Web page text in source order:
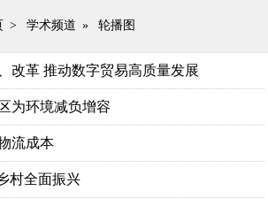
> 学术频道 » 轮播图
改革 推动数字贸易高质量发展
为环境减负增容
流成本
村全面振兴